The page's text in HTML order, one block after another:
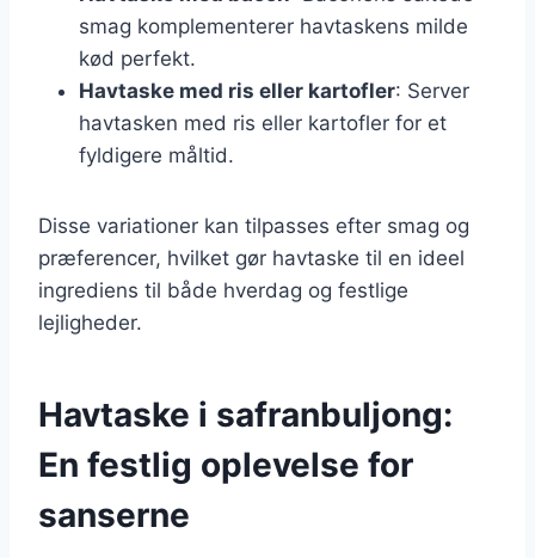
smag komplementerer havtaskens milde
kød perfekt.
Havtaske med ris eller kartofler: Server
havtasken med ris eller kartofler for et
fyldigere måltid.
Disse variationer kan tilpasses efter smag og
præferencer, hvilket gør havtaske til en ideel
ingrediens til både hverdag og festlige
lejligheder.
Havtaske i safranbuljong:
En festlig oplevelse for
sanserne